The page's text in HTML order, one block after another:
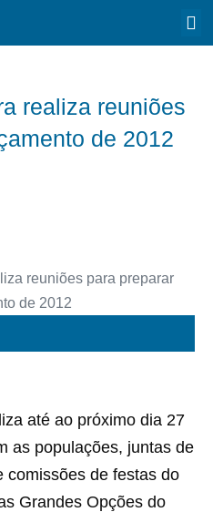
realiza reuniões
de 2012
até ao próximo dia 27
as populações, juntas de
comissões de festas do
Grandes Opções do